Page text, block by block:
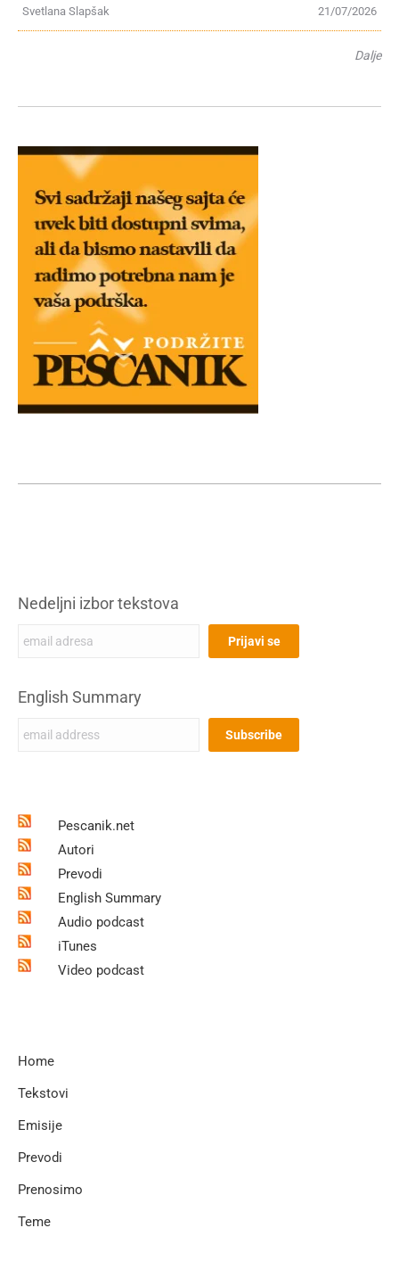
21/07/2026
Svetlana Slapšak
Dalje
Nedeljni izbor tekstova
English Summary
Pescanik.net
Autori
Prevodi
English Summary
Audio podcast
iTunes
Video podcast
Home
Tekstovi
Emisije
Prevodi
Prenosimo
Teme